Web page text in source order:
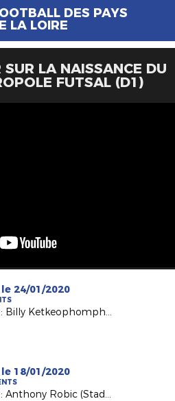
DES PAYS
LA LOIRE
LA NAISSANCE DU
FUTSAL (D1)
24/01/2020
Médias : Billy Ketkeophomphone (SO Cholet) invité de France 3 PDL
18/01/2020
Médias : Anthony Robic (Stade Lavallois) invité de France 3 Pays de la Loire